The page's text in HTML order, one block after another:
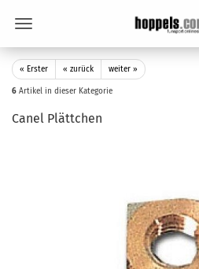
« Erster « zurück weiter »
6 Artikel in dieser Kategorie
Canel Plättchen